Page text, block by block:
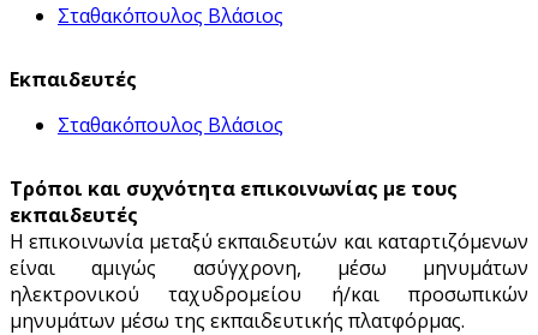
Σταθακόπουλος Βλάσιος
Εκπαιδευτές
Σταθακόπουλος Βλάσιος
Τρόποι και συχνότητα επικοινωνίας με τους
εκπαιδευτές
Η επικοινωνία μεταξύ εκπαιδευτών και καταρτιζόμενων
είναι αμιγώς ασύγχρονη, μέσω μηνυμάτων
ηλεκτρονικού ταχυδρομείου ή/και προσωπικών
μηνυμάτων μέσω της εκπαιδευτικής πλατφόρμας.